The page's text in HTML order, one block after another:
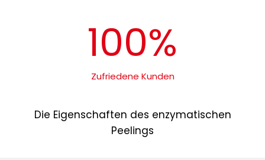
100%
Zufriedene Kunden
Die Eigenschaften des enzymatischen
Peelings